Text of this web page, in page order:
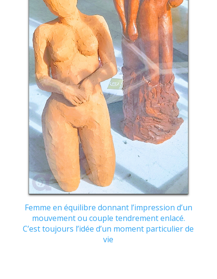
Femme en équilibre donnant l’impression d’un
mouvement ou couple tendrement enlacé.
C’est toujours l’idée d’un moment particulier de
vie